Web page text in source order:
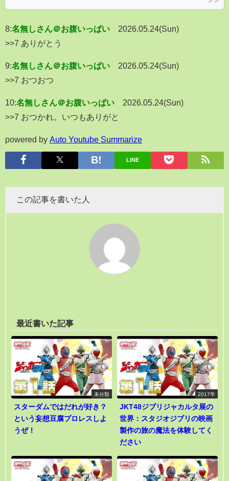
8:名無しさん＠お腹いっぱい
2026.05.24(Sun)
>>7 ありがとう
9:名無しさん＠お腹いっぱい
2026.05.24(Sun)
>>7 おつおつ
10:名無しさん＠お腹いっぱい
2026.05.24(Sun)
>>7 おつかれ。いつもありがと
powered by Auto Youtube Summarize
LINE
この記事を書いた人
最近書いた記事
未分類
スターダムではだれが好き？
という妄想豆腐プロレスしよ
うぜ！
2017年
JKT48ジブリジャカルタ展の
世界：スタジオジブリの映画
製作の旅の魔法を体験してく
ださい